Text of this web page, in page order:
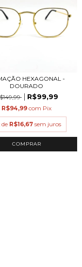
HEXAGONAL -
DOURADO
R$99,99
R$94,99 com Pix
de R$16,67 sem juros
COMPRAR